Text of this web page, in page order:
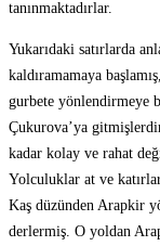
tanınmaktadırlar.
Yukarıdaki satırlarda
kaldıramamaya
gurbete yönlendirmeye
Çukurova’ya
kadar kolay ve rahat
Yolculuklar at ve
Kaş düzünden Arapkir
derlermiş. O yoldan